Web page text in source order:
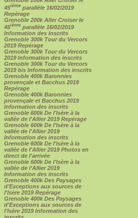
45ième parallèle 16/02/2019
Repérage
Grenoble 200k Aller Croiser le
45ième parallèle 16/02/2019
Information des inscrits
Grenoble 300k Tour du Vercors
2019 Repérage
Grenoble 300k Tour du Vercors
2019 Information des inscrits
Grenoble 300k Tour du Vercors
2019 bis Information des inscrits
Grenoble 400k Baronnies
provençale et Bacchus 2019
Repérage
Grenoble 400k Baronnies
provençale et Bacchus 2019
Information des inscrits
Grenoble 600k De l'Isère à la
vallée de l'Allier 2019 Repérage
Grenoble 600k De l'Isère à la
vallée de l'Allier 2019
Information des inscrits
Grenoble 600k De l'Isère à la
vallée de l'Allier 2019 Photos en
direct de l'arrivée
Grenoble 600k De l'Isère à la
vallée de l'Allier 2019
Information des inscrits
Grenoble 400k Des Paysages
d'Exceptions aux sources de
l'Isère 2019 Repérage
Grenoble 400k Des Paysages
d'Exceptions aux sources de
l'Isère 2019 Information des